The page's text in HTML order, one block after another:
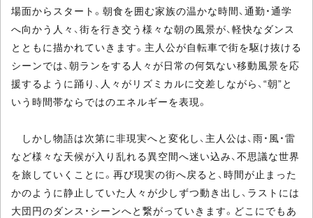
場面からスタート。朝食を囲む家族の温かな時間、通勤・通学
へ向かう人々、街を行き交う様々な朝の風景が、軽快なダンス
とともに描かれていきます。主人公が自転車で街を駆け抜ける
シーンでは、朝ランをする人々が日常の何気ない移動風景を応
援するように踊り、人々がリズミカルに交差しながら、“朝”と
いう時間帯ならではのエネルギーを表現。
しかし物語は次第に非現実へと変化し、主人公は、雨・風・雷
など様々な天候が入り乱れる異空間へ迷い込み、不思議な世界
を旅していくことに。再び現実の街へ戻ると、時間が止まった
かのように静止していた人々が少しずつ動き出し、ラストには
大団円のダンス・シーンへと繋がっていきます。どこにでもあ